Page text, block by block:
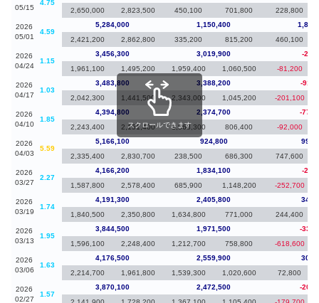
05/15
4.75
2,650,000
2,823,500 450,100 701,800 228,800
2026
05/01
4.59
5,284,000 1,150,400
2,421,200
2,862,800 335,200 815,200 460,100
2026
04/24
1.15
3,456,300 3,019,900
-
1,961,100
1,495,200 1,959,400 1,060,500 -81,200
2026
04/17
1.03
3,483,800 3,388,200
-
2,042,300
1,441,500 2,343,000 1,045,200 -201,100
2026
04/10
1.85
4,394,800 2,374,700
-
2,243,400
2,151,400 1,568,300 806,400 -92,000
2026
04/03
5.59
5,166,100 924,800
2,335,400
2,830,700 238,500 686,300 747,600
2026
03/27
2.27
4,166,200 1,834,100
-
1,587,800
2,578,400 685,900 1,148,200 -252,700
2026
03/19
1.74
4,191,300 2,405,800
1,840,500
2,350,800 1,634,800 771,000 244,400
2026
03/13
1.95
3,844,500 1,971,500
-
1,596,100
2,248,400 1,212,700 758,800 -618,600
2026
03/06
1.63
4,176,500 2,559,900
2,214,700
1,961,800 1,539,300 1,020,600 72,800
2026
02/27
1.57
3,870,100 2,472,500
-
スクロールできます